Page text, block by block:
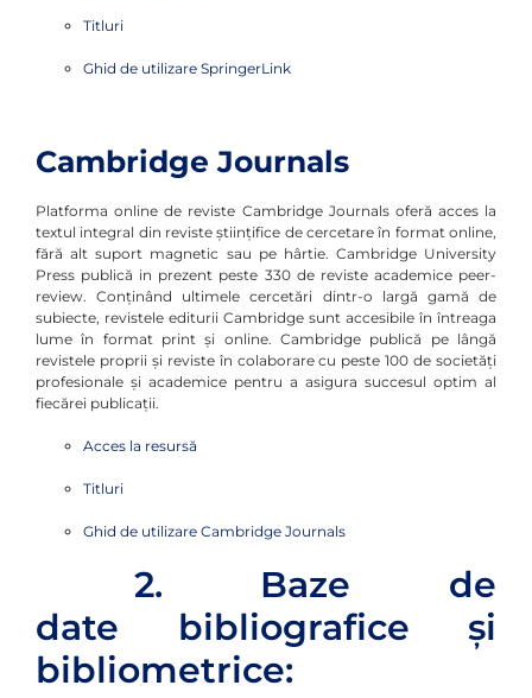
Titluri
Ghid de utilizare SpringerLink
Cambridge Journals
Platforma online de reviste Cambridge Journals oferă acces la
textul integral din reviste științifice de cercetare în format online,
fără alt suport magnetic sau pe hârtie. Cambridge University
Press publică in prezent peste 330 de reviste academice peer-
review. Conținând ultimele cercetări dintr-o largă gamă de
subiecte, revistele editurii Cambridge sunt accesibile în întreaga
lume în format print și online. Cambridge publică pe lângă
revistele proprii și reviste în colaborare cu peste 100 de societăți
profesionale și academice pentru a asigura succesul optim al
fiecărei publicații.
Acces la resursă
Titluri
Ghid de utilizare Cambridge Journals
2. Baze de
date bibliografice şi
bibliometrice: